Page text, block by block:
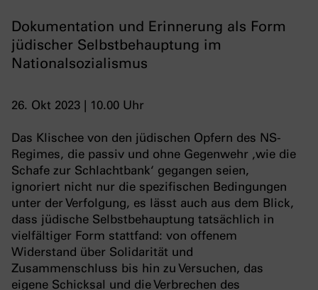
Dokumentation und Erinnerung als Form
jüdischer Selbstbehauptung im
Nationalsozialismus
26. Okt 2023 | 10.00 Uhr
Das Klischee von den jüdischen Opfern des NS-
Regimes, die passiv und ohne Gegenwehr ‚wie die
Schafe zur Schlachtbank‘ gegangen seien,
ignoriert nicht nur die spezifischen Bedingungen
unter der Verfolgung, es lässt auch aus dem Blick,
dass jüdische Selbstbehauptung tatsächlich in
vielfältiger Form stattfand: von offenem
Widerstand über Solidarität und
Zusammenschluss bis hin zu Versuchen, das
eigene Schicksal und die Verbrechen des